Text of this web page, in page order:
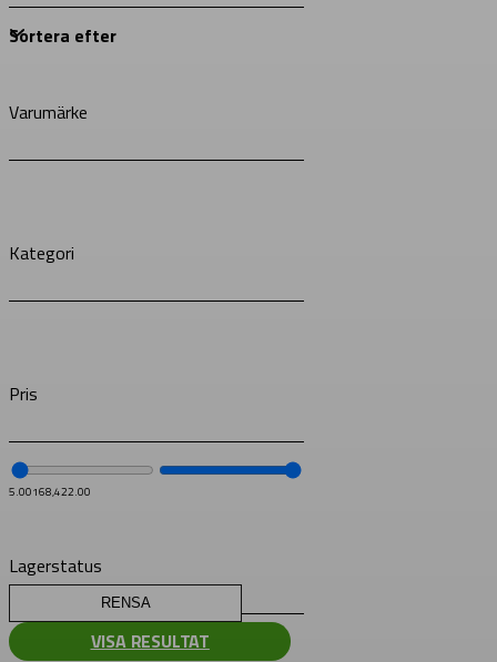
Varumärke
Kategori
Pris
5.00168,422.00
Lagerstatus
RENSA
VISA RESULTAT